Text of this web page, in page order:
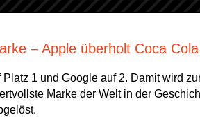
– Apple überholt Coca Cola
1 und Google auf 2. Damit wird
Marke der Welt in der